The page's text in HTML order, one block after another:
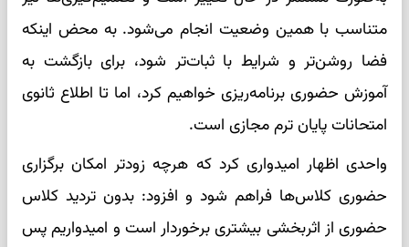
متناسب با همین وضعیت انجام می‌شود. به محض اینکه
فضا روشن‌تر و شرایط با ثبات‌تر شود، برای بازگشت به
آموزش حضوری برنامه‌ریزی خواهیم کرد، اما تا اطلاع ثانوی
امتحانات پایان ترم مجازی است.
واحدی اظهار امیدواری کرد که هرچه زودتر امکان برگزاری
حضوری کلاس‌ها فراهم شود و افزود: بدون تردید کلاس
حضوری از اثربخشی بیشتری برخوردار است و امیدواریم پس